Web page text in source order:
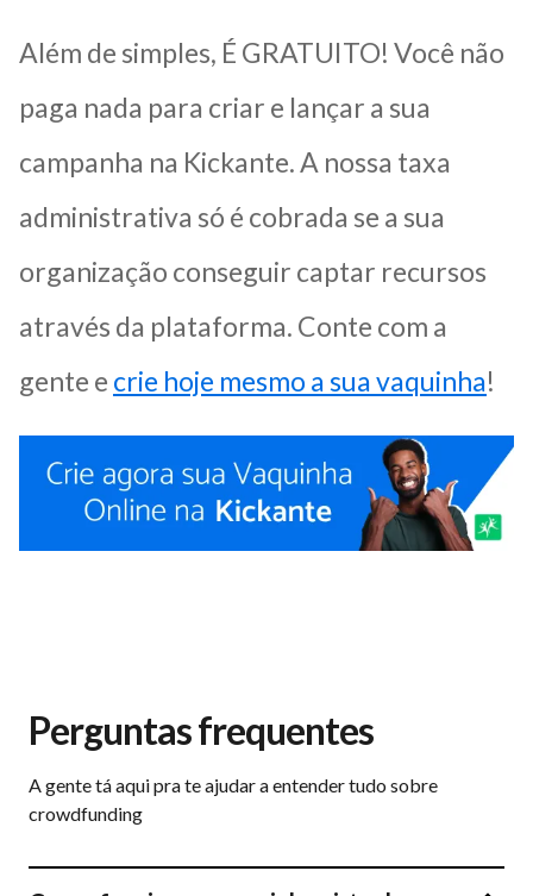
Além de simples, É GRATUITO! Você não
paga nada para criar e lançar a sua
campanha na Kickante. A nossa taxa
administrativa só é cobrada se a sua
organização conseguir captar recursos
através da plataforma. Conte com a
gente e crie hoje mesmo a sua vaquinha!
Perguntas frequentes
A gente tá aqui pra te ajudar a entender tudo sobre
crowdfunding